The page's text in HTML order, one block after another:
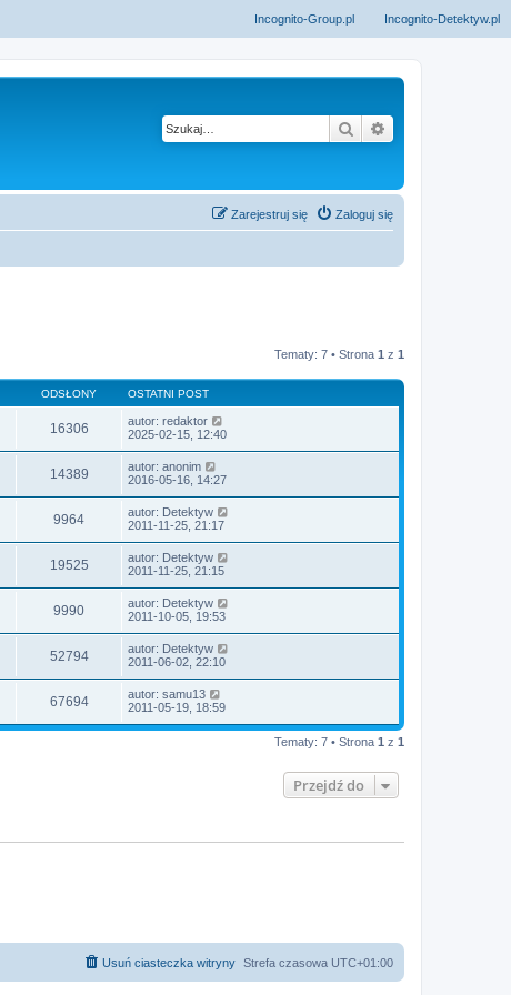
Incognito-Detektyw.pl
Incognito-Group.pl
Szukaj
Zaloguj się
Zarejestruj się
Tematy: 7 • Strona 1 z 1
ODSŁONY OSTATNI POST
16306 autor: redaktor
2025-02-15, 12:40
14389 autor: anonim
2016-05-16, 14:27
9964 autor: Detektyw
2011-11-25, 21:17
19525 autor: Detektyw
2011-11-25, 21:15
9990 autor: Detektyw
2011-10-05, 19:53
52794 autor: Detektyw
2011-06-02, 22:10
67694 autor: samu13
2011-05-19, 18:59
Tematy: 7 • Strona 1 z 1
Przejdź do
Strefa czasowa UTC+01:00
Usuń ciasteczka witryny